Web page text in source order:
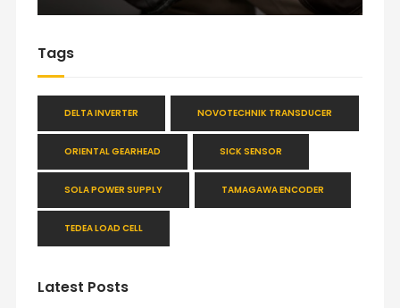
Tags
DELTA INVERTER NOVOTECHNIK TRANSDUCER
ORIENTAL GEARHEAD SICK SENSOR
SOLA POWER SUPPLY TAMAGAWA ENCODER
TEDEA LOAD CELL
Latest Posts